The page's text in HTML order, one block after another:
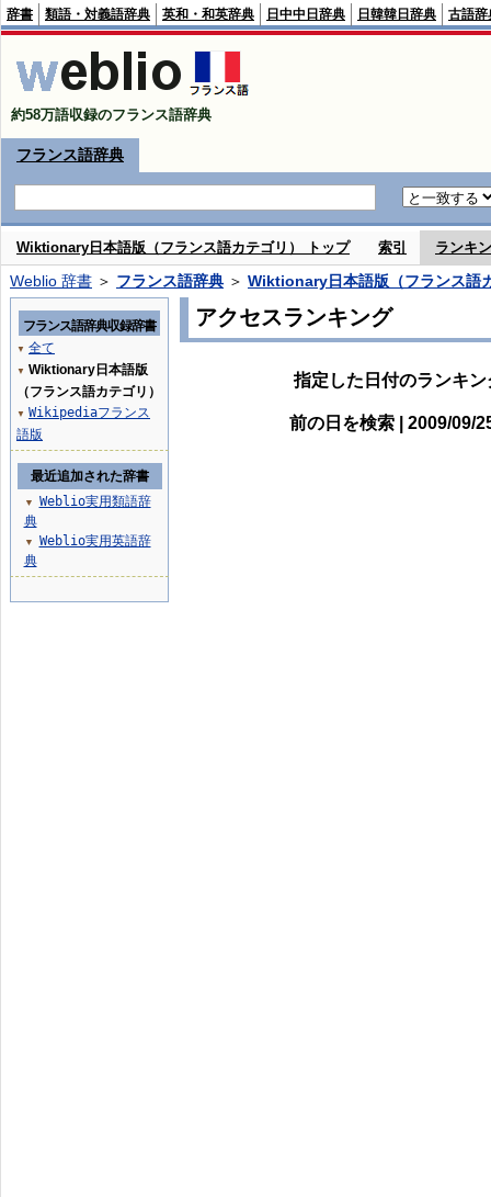
辞書 類語・対義語辞典 英和・和英辞典 日中中日辞典 日韓韓日辞典 古語辞
約58万語収録のフランス語辞典
フランス語辞典
Wiktionary日本語版（フランス語カテゴリ） トップ 索引 ランキ
Weblio 辞書 ＞ フランス語辞典 ＞ Wiktionary日本語版（フランス語
アクセスランキング
指定した日付のランキ
前の日を検索 | 2009/09/
フランス語辞典収録辞書
▼ 全て
▼ Wiktionary日本語版
（フランス語カテゴリ）
▼ Wikipediaフランス
語版
最近追加された辞書
▼
Weblio実用類語辞
典
▼
Weblio実用英語辞
典